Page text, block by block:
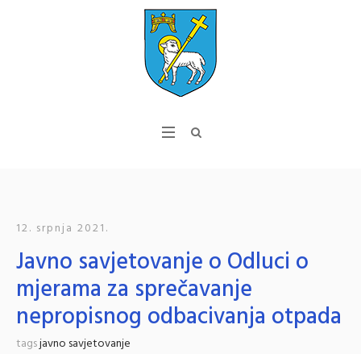
12. srpnja 2021.
Javno savjetovanje o Odluci o
mjerama za sprečavanje
nepropisnog odbacivanja otpada
tagsjavno savjetovanje